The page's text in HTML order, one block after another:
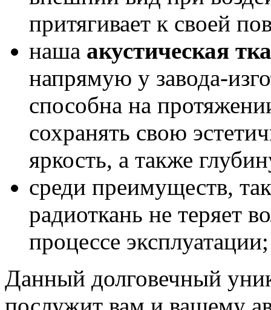
притягивает к своей
наша акустическая
напрямую у завода-
способна на
сохранять свою
яркость, а также
среди преимуществ,
радиоткань не теряет
процессе эксплуатации;
Данный долговечный